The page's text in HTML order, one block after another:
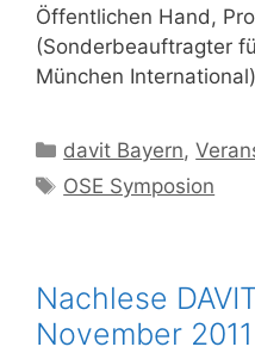
Öffentlichen Hand,
(Sonderbeauftragter
München
Kategorien
davit Bayern,
Schlagwörter
OSE Symposion
Nachlese
November 2011